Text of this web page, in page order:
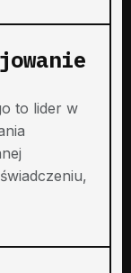
to lider w